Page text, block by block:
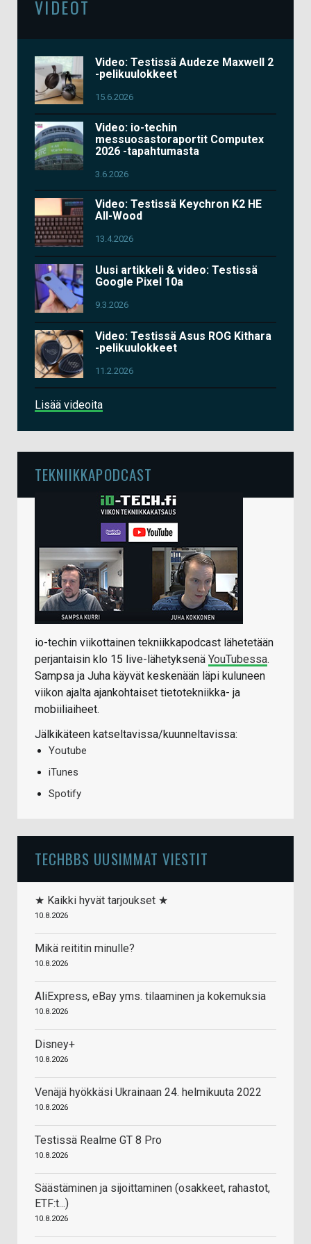
VIDEOT
Video: Testissä Audeze Maxwell 2
-pelikuulokkeet
15.6.2026
Video: io-techin
messuosastoraportit Computex
2026 -tapahtumasta
3.6.2026
Video: Testissä Keychron K2 HE
All-Wood
13.4.2026
Uusi artikkeli & video: Testissä
Google Pixel 10a
9.3.2026
Video: Testissä Asus ROG Kithara
-pelikuulokkeet
11.2.2026
Lisää videoita
TEKNIIKKAPODCAST
io-techin viikottainen tekniikkapodcast lähetetään
perjantaisin klo 15 live-lähetyksenä YouTubessa.
Sampsa ja Juha käyvät keskenään läpi kuluneen
viikon ajalta ajankohtaiset tietotekniikka- ja
mobiiliaiheet.
Jälkikäteen katseltavissa/kuunneltavissa:
Youtube
iTunes
Spotify
TECHBBS UUSIMMAT VIESTIT
★ Kaikki hyvät tarjoukset ★
10.8.2026
Mikä reititin minulle?
10.8.2026
AliExpress, eBay yms. tilaaminen ja kokemuksia
10.8.2026
Disney+
10.8.2026
Venäjä hyökkäsi Ukrainaan 24. helmikuuta 2022
10.8.2026
Testissä Realme GT 8 Pro
10.8.2026
Säästäminen ja sijoittaminen (osakkeet, rahastot,
ETF:t...)
10.8.2026